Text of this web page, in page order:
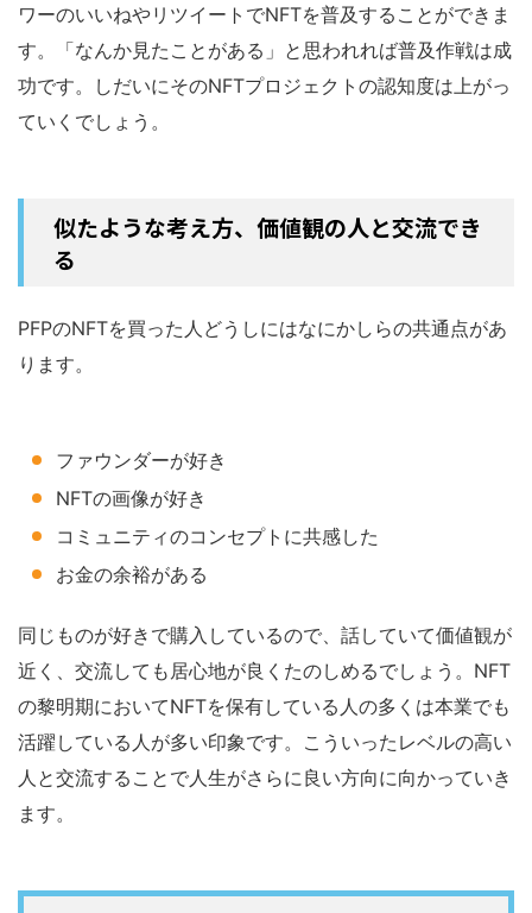
ワーのいいねやリツイートでNFTを普及することができま
す。「なんか見たことがある」と思われれば普及作戦は成
功です。しだいにそのNFTプロジェクトの認知度は上がっ
ていくでしょう。
似たような考え方、価値観の人と交流でき
る
PFPのNFTを買った人どうしにはなにかしらの共通点があ
ります。
ファウンダーが好き
NFTの画像が好き
コミュニティのコンセプトに共感した
お金の余裕がある
同じものが好きで購入しているので、話していて価値観が
近く、交流しても居心地が良くたのしめるでしょう。NFT
の黎明期においてNFTを保有している人の多くは本業でも
活躍している人が多い印象です。こういったレベルの高い
人と交流することで人生がさらに良い方向に向かっていき
ます。